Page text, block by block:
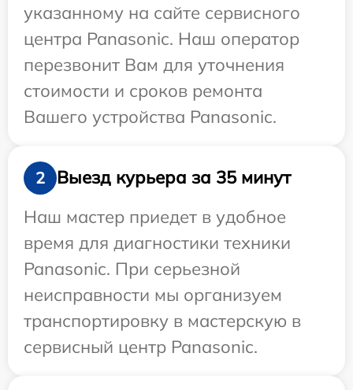
указанному на сайте сервисного
центра Panasonic. Наш оператор
перезвонит Вам для уточнения
стоимости и сроков ремонта
Вашего устройства Panasonic.
2
Выезд курьера за 35 минут
Наш мастер приедет в удобное
время для диагностики техники
Panasonic. При серьезной
неисправности мы организуем
транспортировку в мастерскую в
сервисный центр Panasonic.